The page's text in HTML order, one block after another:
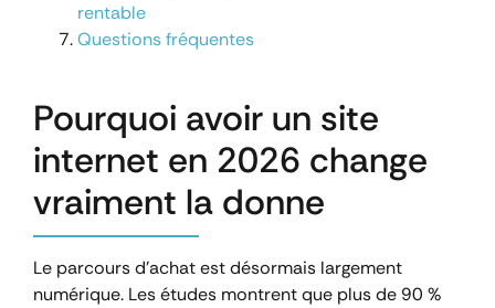
rentable
Questions fréquentes
Pourquoi avoir un site
internet en 2026 change
vraiment la donne
Le parcours d’achat est désormais largement
numérique. Les études montrent que plus de 90 %